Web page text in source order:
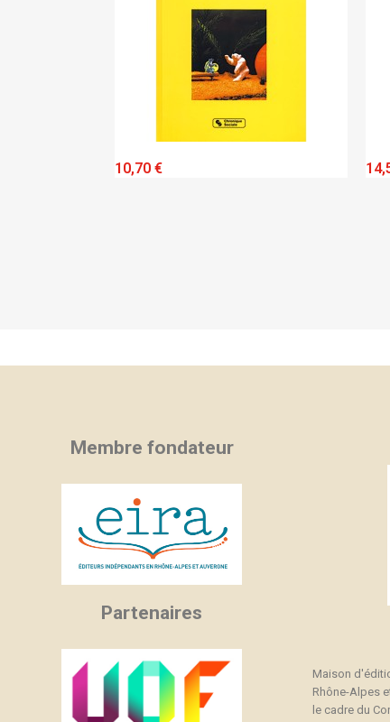
10,70 €
Membre fondateur
Partenaires
Maison
Rhône-Alpes
le cadre du